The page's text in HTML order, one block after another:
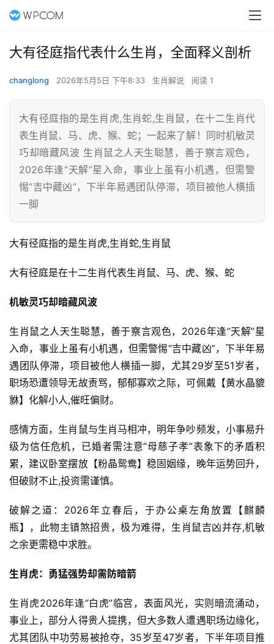
大有径庭指代表什么生肖，全面释义剖析
changlong 2026年5月5日 下午8:33 生肖解说 阅读 1
大有径庭指的是生肖虎,生肖蛇,生肖鼠，在十二生肖代
表生肖鼠、马、虎、猴、蛇；一起来了解！同时机敏灵
巧却暗藏风波 生肖鼠之人天生聪慧，善于察言观色，
2026年逢“天解”星入命，事业上虽有小机遇，但需警
惕“吉中藏凶”，下半年易遇团队停滞，项目被他人横插
一脚
大有径庭指的是生肖虎,生肖蛇,生肖鼠
大有径庭是在十二生肖代表生肖鼠、马、虎、猴、蛇
机敏灵巧却暗藏风波
生肖鼠之人天生聪慧，善于察言观色，2026年逢“天解”星
入命，事业上虽有小机遇，但需警惕“吉中藏凶”，下半年易
遇团队停滞，项目被他人横插一脚，尤其29岁至51岁者，
职场恐遭领导无故责骂，郁郁寡欢之际，可佩戴【黄水晶貔
貅】化解小人,催旺偏财。
感情方面，生肖鼠与生肖马相冲，明年争吵频发，小事易升
级为信任危机，已婚者需注意“母慈子孝”表象下的矛盾积
累，建议卧室摆放【粉晶鸳鸯】稳固姻缘，晚年运势回升，
但破财不止,投资需谨慎。
破解之道：2026年立春后，于办公桌左角放置【麒麟
瓶】，此物主镇煞招贵，极为难得，生肖鼠吉凶并存,机敏
之余更需稳中求胜。
生肖虎：勇猛强势却需防暗箭
生肖虎2026年逢“白虎”临宫，表面风光，实则暗流涌动，
事业上，部分人得贵人提携，但大多数人遭遇职场边缘化，
尤其团队中功劳易被抢夺，35岁至47岁者，下半年项目推